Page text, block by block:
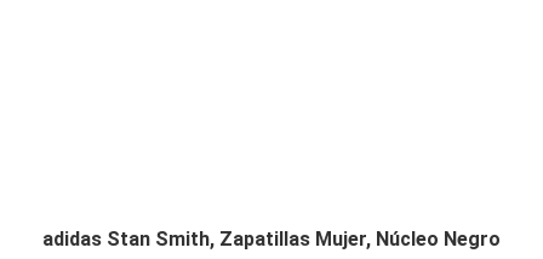
adidas Stan Smith, Zapatillas Mujer, Núcleo Negro